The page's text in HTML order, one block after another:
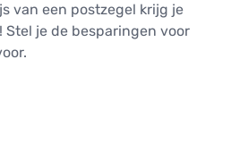
van een postzegel krijg je
je de besparingen voor